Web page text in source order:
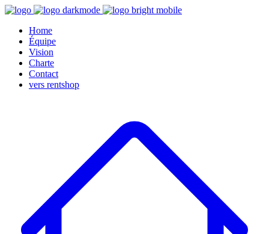
Home
Équipe
Vision
Charte
Contact
vers rentshop